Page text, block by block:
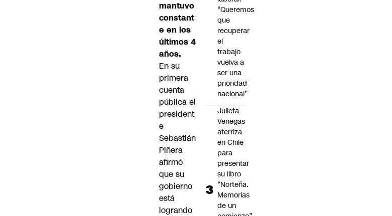
mantuvo
constant
e en los
últimos 4
años.
En su
primera
cuenta
pública el
president
e
Sebastián
Piñera
afirmó
que su
gobierno
está
logrando
“Queremos
que
recuperar
el
trabajo
vuelva a
ser una
prioridad
nacional”
Julieta
Venegas
aterriza
en Chile
para
presentar
su libro
“Norteña.
Memorias
de un